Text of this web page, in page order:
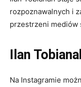
rozpoznawalnych i
przestrzeni mediów
Ilan
Na Instagramie